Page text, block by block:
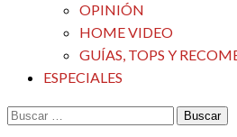
OPINIÓN
HOME VIDEO
GUÍAS, TOPS Y
ESPECIALES
Buscar: